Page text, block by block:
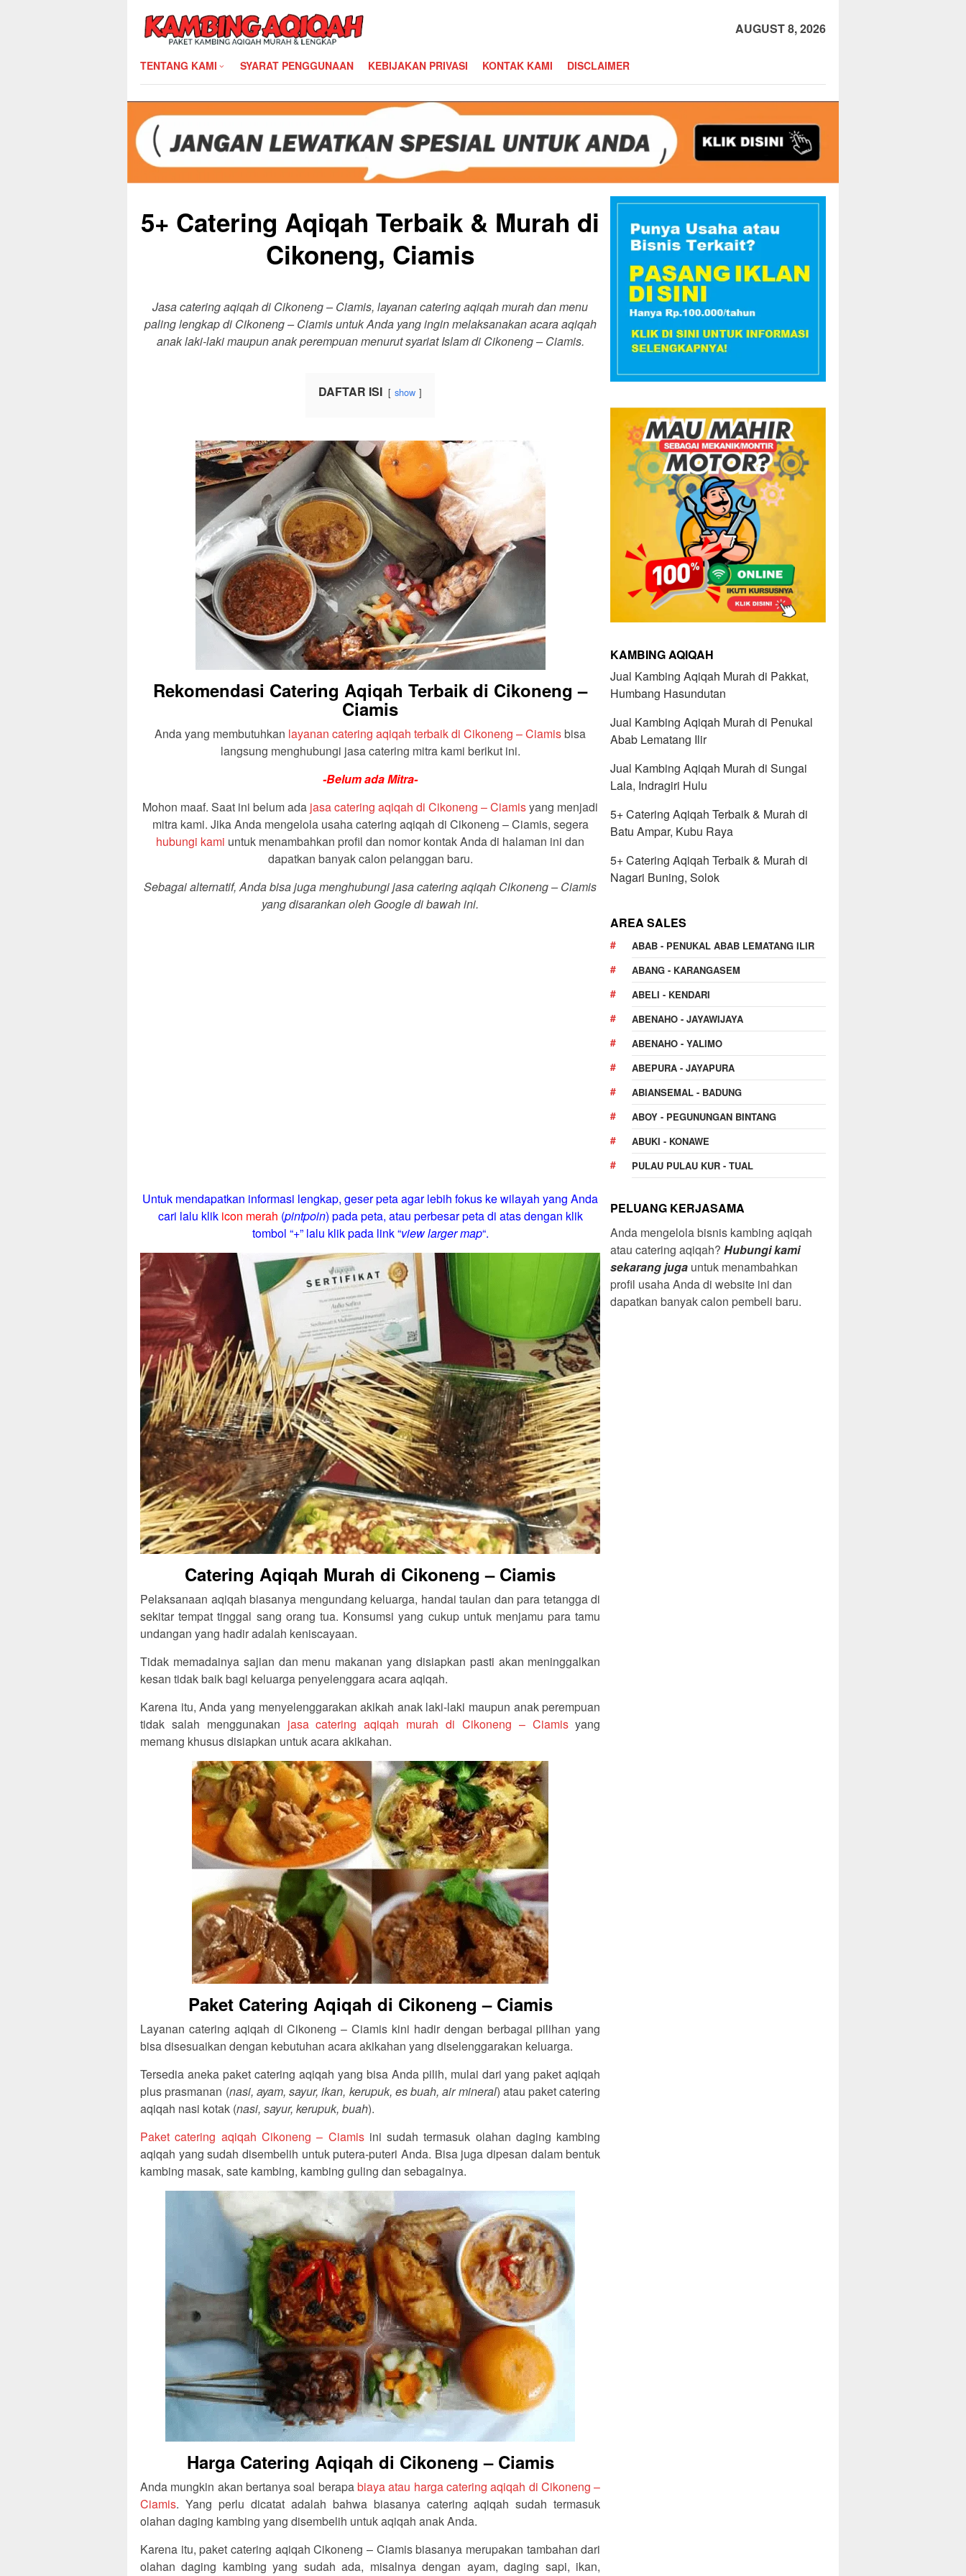
content
AUGUST 8, 2026
TENTANG KAMI SYARAT PENGGUNAAN KEBIJAKAN PRIVASI KONTAK KAMI DISCLAIMER
5+ Catering Aqiqah Terbaik & Murah di
Cikoneng, Ciamis
Jasa catering aqiqah di Cikoneng – Ciamis, layanan catering aqiqah murah dan menu
paling lengkap di Cikoneng – Ciamis untuk Anda yang ingin melaksanakan acara aqiqah
anak laki-laki maupun anak perempuan menurut syariat Islam di Cikoneng – Ciamis.
DAFTAR ISI show
Rekomendasi Catering Aqiqah Terbaik di Cikoneng –
Ciamis
Anda yang membutuhkan layanan catering aqiqah terbaik di Cikoneng – Ciamisbisa
langsung menghubungi jasa catering mitra kami berikut ini.
-Belum ada Mitra-
Mohon maaf. Saat ini belum ada jasa catering aqiqah di Cikoneng – Ciamisyang menjadi
mitra kami. Jika Anda mengelola usaha catering aqiqah di Cikoneng – Ciamis, segera
hubungi kami untuk menambahkan profil dan nomor kontak Anda di halaman ini dan
dapatkan banyak calon pelanggan baru.
Sebagai alternatif, Anda bisa juga menghubungi jasa catering aqiqah Cikoneng – Ciamis
yang disarankan oleh Google di bawah ini.
Untuk mendapatkan informasi lengkap, geser peta agar lebih fokus ke wilayah yang Anda
cari lalu klik icon merah (pintpoin) pada peta, atau perbesar peta di atas dengan klik
tombol “+” lalu klik pada link “view larger map“.
Catering Aqiqah Murah di Cikoneng – Ciamis
Pelaksanaan aqiqah biasanya mengundang keluarga, handai taulan dan para tetangga di
sekitar tempat tinggal sang orang tua. Konsumsi yang cukup untuk menjamu para tamu
undangan yang hadir adalah keniscayaan.
Tidak memadainya sajian dan menu makanan yang disiapkan pasti akan meninggalkan
kesan tidak baik bagi keluarga penyelenggara acara aqiqah.
Karena itu, Anda yang menyelenggarakan akikah anak laki-laki maupun anak perempuan
tidak salah menggunakan jasa catering aqiqah murah di Cikoneng – Ciamisyang
memang khusus disiapkan untuk acara akikahan.
Paket Catering Aqiqah di Cikoneng – Ciamis
Layanan catering aqiqah di Cikoneng – Ciamis kini hadir dengan berbagai pilihan yang
bisa disesuaikan dengan kebutuhan acara akikahan yang diselenggarakan keluarga.
Tersedia aneka paket catering aqiqah yang bisa Anda pilih, mulai dari yang paket aqiqah
plus prasmanan (nasi, ayam, sayur, ikan, kerupuk, es buah, air mineral) atau paket catering
aqiqah nasi kotak (nasi, sayur, kerupuk, buah).
Paket catering aqiqah Cikoneng – Ciamisini sudah termasuk olahan daging kambing
aqiqah yang sudah disembelih untuk putera-puteri Anda. Bisa juga dipesan dalam bentuk
kambing masak, sate kambing, kambing guling dan sebagainya.
Harga Catering Aqiqah di Cikoneng – Ciamis
Anda mungkin akan bertanya soal berapabiaya atau harga catering aqiqah di Cikoneng –
Ciamis. Yang perlu dicatat adalah bahwa biasanya catering aqiqah sudah termasuk
olahan daging kambing yang disembelih untuk aqiqah anak Anda.
Karena itu, paket catering aqiqah Cikoneng – Ciamis biasanya merupakan tambahan dari
olahan daging kambing yang sudah ada, misalnya dengan ayam, daging sapi, ikan,
KAMBING AQIQAH
Jual Kambing Aqiqah Murah di Pakkat,
Humbang Hasundutan
Jual Kambing Aqiqah Murah di Penukal
Abab Lematang Ilir
Jual Kambing Aqiqah Murah di Sungai
Lala, Indragiri Hulu
5+ Catering Aqiqah Terbaik & Murah di
Batu Ampar, Kubu Raya
5+ Catering Aqiqah Terbaik & Murah di
Nagari Buning, Solok
AREA SALES
ABAB - PENUKAL ABAB LEMATANG ILIR
ABANG - KARANGASEM
ABELI - KENDARI
ABENAHO - JAYAWIJAYA
ABENAHO - YALIMO
ABEPURA - JAYAPURA
ABIANSEMAL - BADUNG
ABOY - PEGUNUNGAN BINTANG
ABUKI - KONAWE
PULAU PULAU KUR - TUAL
PELUANG KERJASAMA
Anda mengelola bisnis kambing aqiqah
atau catering aqiqah?Hubungi kami
sekarang juga untuk menambahkan
profil usaha Anda di website ini dan
dapatkan banyak calon pembeli baru.